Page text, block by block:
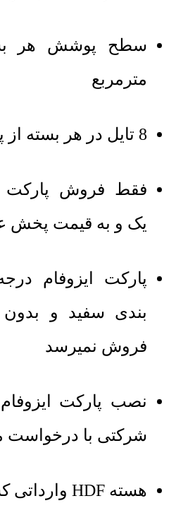
مترمربع
8 تایل در هر بسته از پارکت ایزوفام
فقط فروش پارکت
یک و به قیمت پخش
پارکت ایزوفام
بندی سفید و
فروش نمیرسد
نصب پارکت
شرکتی با درخواست
هسته HDF وارداتی کشور ترکیه